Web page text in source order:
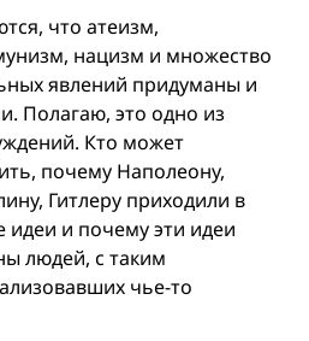
что атеизм,
нацизм и множество
явлений придуманы и
Полагаю, это одно из
Кто может
почему Наполеону,
Гитлеру приходили в
идеи и почему эти идеи
людей, с таким
чье-то